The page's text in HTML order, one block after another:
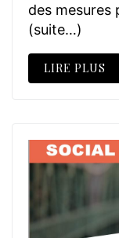
des mesures
(suite…)
LIRE PLUS